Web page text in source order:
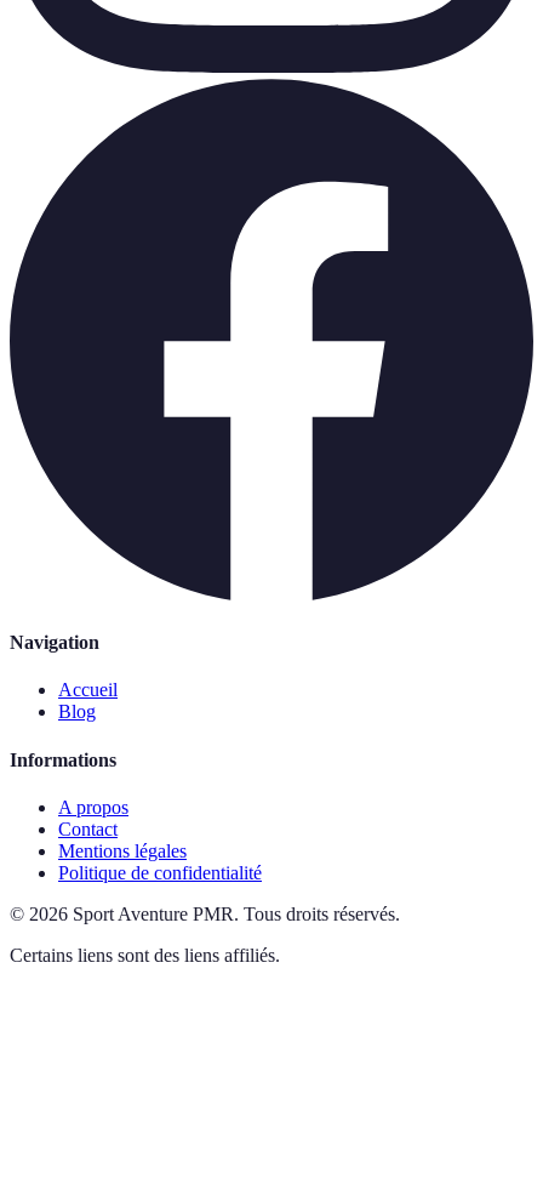
Navigation
Accueil
Blog
Informations
A propos
Contact
Mentions légales
Politique de confidentialité
© 2026 Sport Aventure PMR. Tous droits réservés.
Certains liens sont des liens affiliés.